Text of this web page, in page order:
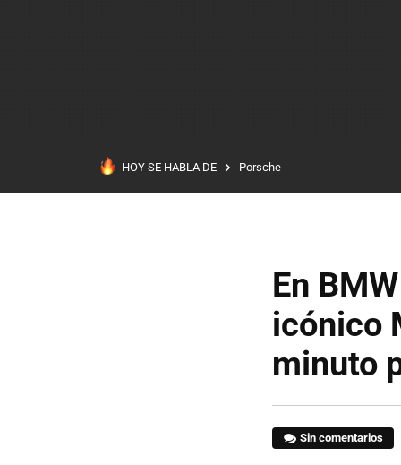
HOY SE HABLA DE Porsche
En
icónico
minuto
Sin comentarios